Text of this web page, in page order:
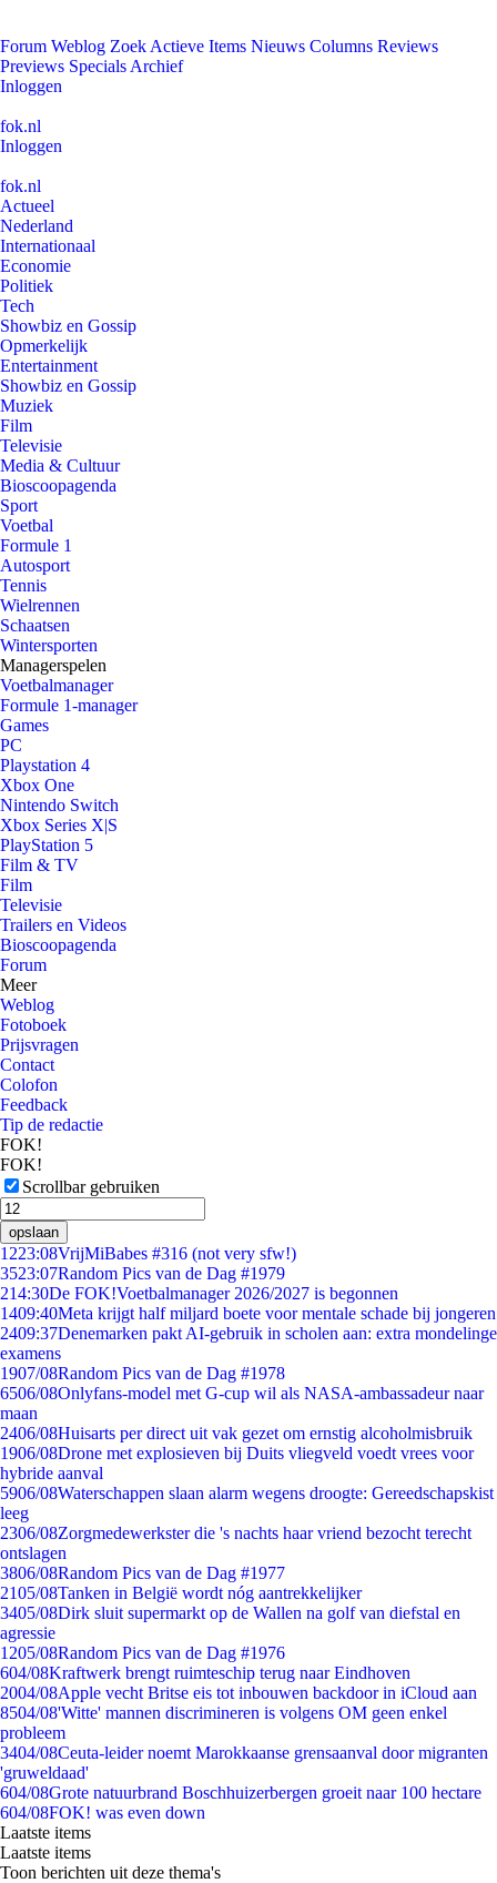
Forum Weblog Zoek Actieve Items Nieuws Columns Reviews
Previews Specials Archief
Inloggen
fok.nl
Inloggen
fok.nl
Actueel
Nederland
Internationaal
Economie
Politiek
Tech
Showbiz en Gossip
Opmerkelijk
Entertainment
Showbiz en Gossip
Muziek
Film
Televisie
Media & Cultuur
Bioscoopagenda
Sport
Voetbal
Formule 1
Autosport
Tennis
Wielrennen
Schaatsen
Wintersporten
Managerspelen
Voetbalmanager
Formule 1-manager
Games
PC
Playstation 4
Xbox One
Nintendo Switch
Xbox Series X|S
PlayStation 5
Film & TV
Film
Televisie
Trailers en Videos
Bioscoopagenda
Forum
Meer
Weblog
Fotoboek
Prijsvragen
Contact
Colofon
Feedback
Tip de redactie
FOK!
FOK!
Scrollbar gebruiken
opslaan
1223:08VrijMiBabes #316 (not very sfw!)
3523:07Random Pics van de Dag #1979
214:30De FOK!Voetbalmanager 2026/2027 is begonnen
1409:40Meta krijgt half miljard boete voor mentale schade bij jongeren
2409:37Denemarken pakt AI-gebruik in scholen aan: extra mondelinge
examens
1907/08Random Pics van de Dag #1978
6506/08Onlyfans-model met G-cup wil als NASA-ambassadeur naar
maan
2406/08Huisarts per direct uit vak gezet om ernstig alcoholmisbruik
1906/08Drone met explosieven bij Duits vliegveld voedt vrees voor
hybride aanval
5906/08Waterschappen slaan alarm wegens droogte: Gereedschapskist
leeg
2306/08Zorgmedewerkster die 's nachts haar vriend bezocht terecht
ontslagen
3806/08Random Pics van de Dag #1977
2105/08Tanken in België wordt nóg aantrekkelijker
3405/08Dirk sluit supermarkt op de Wallen na golf van diefstal en
agressie
1205/08Random Pics van de Dag #1976
604/08Kraftwerk brengt ruimteschip terug naar Eindhoven
2004/08Apple vecht Britse eis tot inbouwen backdoor in iCloud aan
8504/08'Witte' mannen discrimineren is volgens OM geen enkel
probleem
3404/08Ceuta-leider noemt Marokkaanse grensaanval door migranten
'gruweldaad'
604/08Grote natuurbrand Boschhuizerbergen groeit naar 100 hectare
604/08FOK! was even down
Laatste items
Laatste items
Toon berichten uit deze thema's